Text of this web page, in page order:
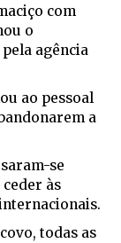
com
o
agência
ao pessoal
a
se
às
todas as